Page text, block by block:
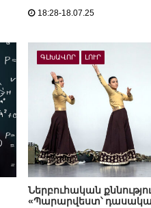
18:28-18.07.25
ԳԼԽԱՎՈՐ ԼՈՒՐ
Ներբուհական
«Պարարվեստ՝